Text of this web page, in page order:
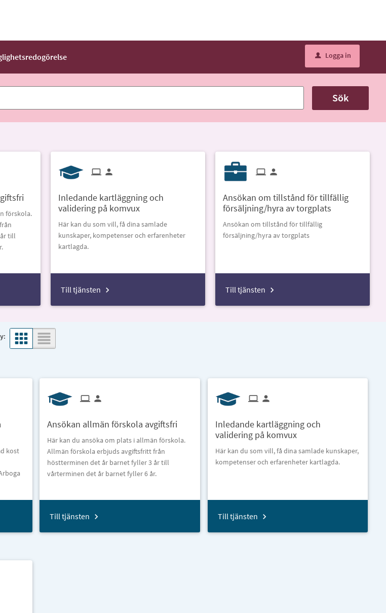
u Logga in
Sök
förskola.
till
Inledande kartläggning och
validering på komvux
Här kan du som vill, få dina samlade
kunskaper, kompetenser och erfarenheter
kartlagda.
Till tjänsten
Ansökan om tillstånd för tillfällig
försäljning/hyra av torgplats
Ansökan om tillstånd för tillfällig
försäljning/hyra av torgplats
Till tjänsten
kost
Ansökan allmän förskola avgiftsfri
Här kan du ansöka om plats i allmän förskola.
Allmän förskola erbjuds avgiftsfritt från
höstterminen det år barnet fyller 3 år till
vårterminen det år barnet fyller 6 år.
Till tjänsten
Inledande kartläggning och
validering på komvux
Här kan du som vill, få dina samlade kunskaper,
kompetenser och erfarenheter kartlagda.
Till tjänsten